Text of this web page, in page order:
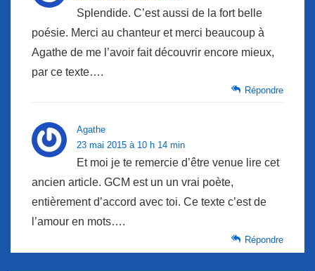
Splendide. C’est aussi de la fort belle
poésie. Merci au chanteur et merci beaucoup à
Agathe de me l’avoir fait découvrir encore mieux,
par ce texte….
Répondre
Agathe
23 mai 2015 à 10 h 14 min
Et moi je te remercie d’être venue lire cet
ancien article. GCM est un un vrai poète,
entièrement d’accord avec toi. Ce texte c’est de
l’amour en mots….
Répondre